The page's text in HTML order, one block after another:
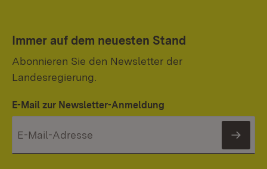
Immer auf dem neuesten Stand
Abonnieren Sie den Newsletter der
Landesregierung.
E-Mail zur Newsletter-Anmeldung